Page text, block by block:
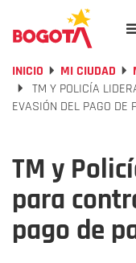
INICIO MI CIUDAD
TM Y POLICÍA
EVASIÓN DEL PAGO DE
TM y
para
pago de